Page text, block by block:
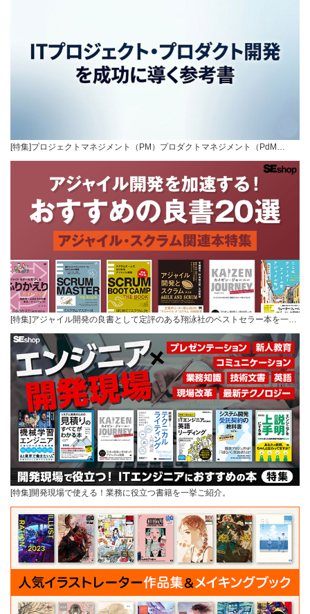
[特集]プロジェクトマネジメント（PM）プロダクトマネジメント（PdM…
[特集]アジャイル開発の良書として定評のある翔泳社のベストセラー本を一…
[特集]開発現場で使える！業務に役立つ書籍を一挙ご紹介。